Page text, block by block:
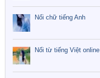
Nối chữ tiếng Anh
Nối từ tiếng Việt online